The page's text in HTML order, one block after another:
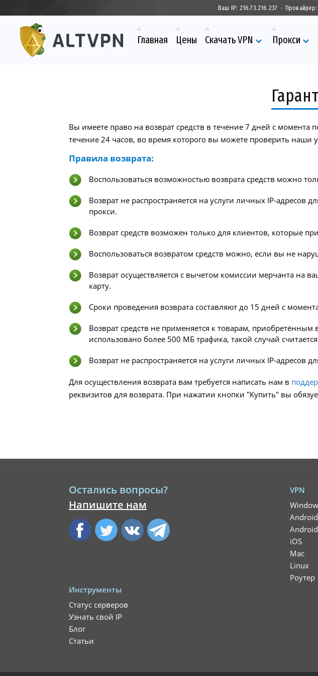
Ваш IP: 216.73.216.237 · Провайдер:
Главная Цены Скачать VPN Прокси
Вы имеете право на возврат средств в течение 7 дней с момента
течение 24 часов, во время которого вы можете проверить наши
Правила возврата:
Воспользоваться возможностью возврата средств можно
Возврат не распространяется на услуги личных IP-адресов
прокси.
Возврат средств возможен только для клиентов, которые
Воспользоваться возвратом средств можно, если вы не
Возврат осуществляется с вычетом комиссии мерчанта на
карту.
Сроки проведения возврата составляют до 15 дней с
Возврат средств не применяется к товарам,
использовано более 500 МБ трафика, такой случай
Возврат не распространяется на услуги личных IP-адресов
Для осуществления возврата вам требуется написать нам в
реквизитов для возврата. При нажатии кнопки "Купить" вы
Остались вопросы?
Напишите нам
VPN
Android
iOS
Mac
Linux
Роутер
Инструменты
Статус серверов
Узнать свой IP
Блог
Статьи